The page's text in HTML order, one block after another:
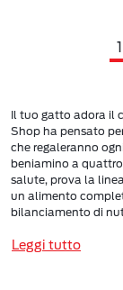
1
Il tuo gatto adora il
Shop ha pensato
che regaleranno
beniamino a
salute, prova la
un alimento
bilanciamento di
Leggi tutto